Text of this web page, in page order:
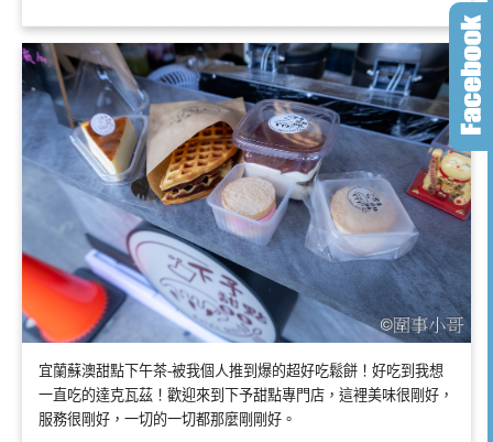
宜蘭蘇澳甜點下午茶-被我個人推到爆的超好吃鬆餅！好吃到我想
一直吃的達克瓦茲！歡迎來到下予甜點專門店，這裡美味很剛好，
服務很剛好，一切的一切都那麼剛剛好。